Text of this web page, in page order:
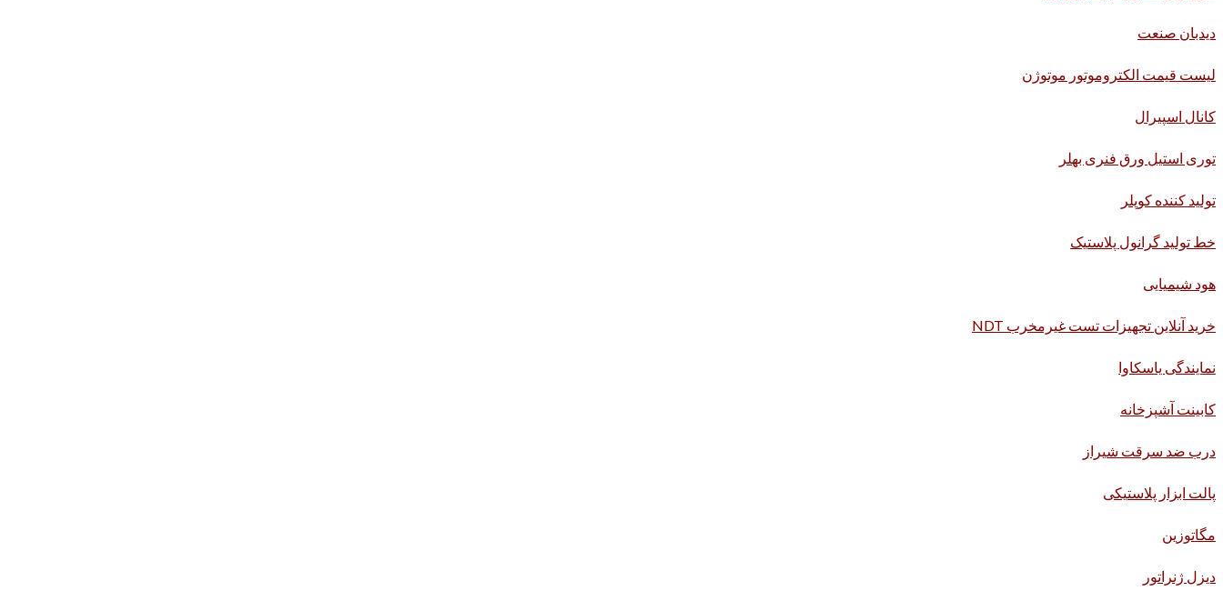
دیدبان صنعت
لیست قیمت الکتروموتور موتوژن
کانال اسپیرال
توری استیل ورق فنری بهلر
تولید کننده کوپلر
خط تولید گرانول پلاستیک
هود شیمیایی
خرید آنلاین تجهیزات تست غیرمخرب NDT
نمایندگی یاسکاوا
کابینت آشپزخانه
درب ضد سرقت شیراز
پالت ابزار پلاستیکی
مگاتوزین
دیزل ژنراتور